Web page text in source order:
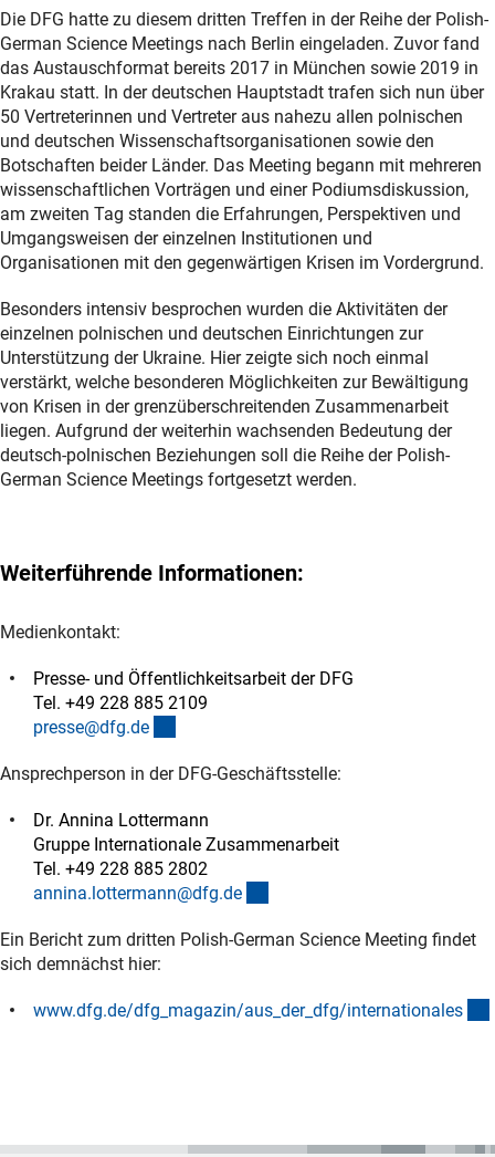
Die DFG hatte zu diesem dritten Treffen in der Reihe der Polish-
German Science Meetings nach Berlin eingeladen. Zuvor fand
das Austauschformat bereits 2017 in München sowie 2019 in
Krakau statt. In der deutschen Hauptstadt trafen sich nun über
50 Vertreterinnen und Vertreter aus nahezu allen polnischen
und deutschen Wissenschaftsorganisationen sowie den
Botschaften beider Länder. Das Meeting begann mit mehreren
wissenschaftlichen Vorträgen und einer Podiumsdiskussion,
am zweiten Tag standen die Erfahrungen, Perspektiven und
Umgangsweisen der einzelnen Institutionen und
Organisationen mit den gegenwärtigen Krisen im Vordergrund.
Besonders intensiv besprochen wurden die Aktivitäten der
einzelnen polnischen und deutschen Einrichtungen zur
Unterstützung der Ukraine. Hier zeigte sich noch einmal
verstärkt, welche besonderen Möglichkeiten zur Bewältigung
von Krisen in der grenzüberschreitenden Zusammenarbeit
liegen. Aufgrund der weiterhin wachsenden Bedeutung der
deutsch-polnischen Beziehungen soll die Reihe der Polish-
German Science Meetings fortgesetzt werden.
Weiterführende Informationen:
Medienkontakt:
Presse- und Öffentlichkeitsarbeit der DFG
Tel. +49 228 885 2109
presse@dfg.de
Ansprechperson in der DFG-Geschäftsstelle:
Dr. Annina Lottermann
Gruppe Internationale Zusammenarbeit
Tel. +49 228 885 2802
annina.lottermann@dfg.de
Ein Bericht zum dritten Polish-German Science Meeting findet
sich demnächst hier:
www.dfg.de/dfg_magazin/aus_der_dfg/internationales